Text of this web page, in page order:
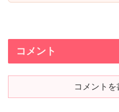
コメント
コメントを